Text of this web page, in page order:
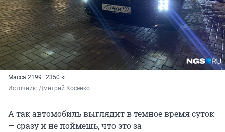
Масса 2199–2350 кг
Источник: Дмитрий Косенко
А так автомобиль выглядит в темное время суток
— сразу и не поймешь, что это за